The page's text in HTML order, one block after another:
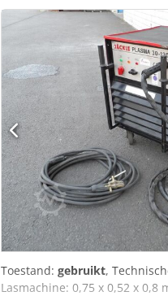
Toestand: gebruikt,
Lasmachine: 0,75 x 0,52 x 0,8